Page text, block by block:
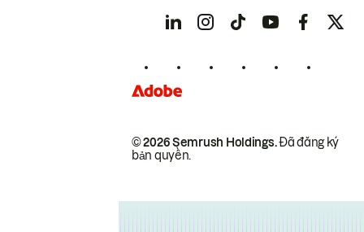
© 2026 Semrush Holdings.Đã đăng ký
bản quyền.